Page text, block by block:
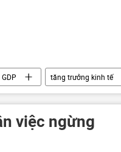
GDP tăng trưởng kinh tế
việc ngừng